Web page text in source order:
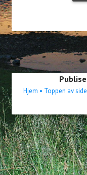
Hjem • Toppen av